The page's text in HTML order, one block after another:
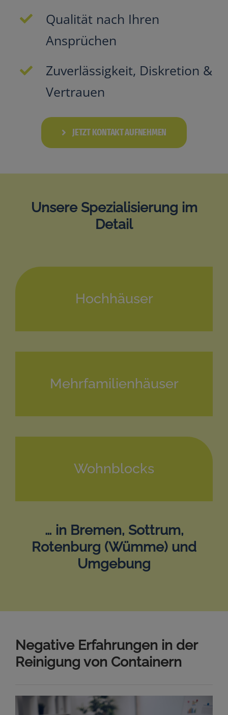
Qualität nach Ihren
Ansprüchen
Zuverlässigkeit, Diskretion &
Vertrauen
JETZT KONTAKT AUFNEHMEN
Unsere Spezialisierung im
Detail
Hochhäuser
Mehrfamilienhäuser
Wohnblocks
… in Bremen, Sottrum,
Rotenburg (Wümme) und
Umgebung
Negative Erfahrungen in der
Reinigung von Containern